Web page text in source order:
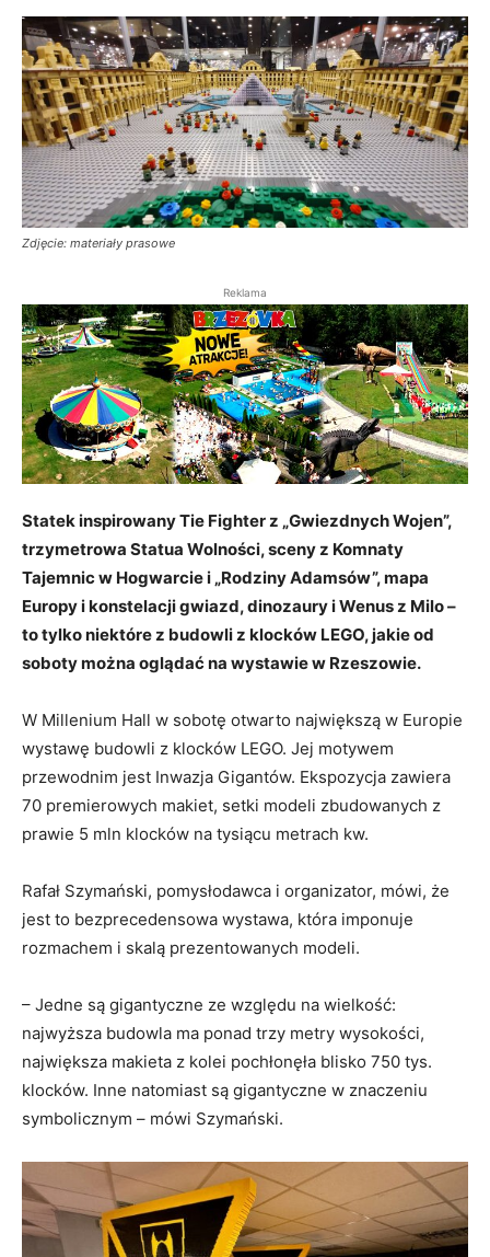
Zdjęcie: materiały prasowe
Reklama
Statek inspirowany Tie Fighter z „Gwiezdnych Wojen”,
trzymetrowa Statua Wolności, sceny z Komnaty
Tajemnic w Hogwarcie i „Rodziny Adamsów”, mapa
Europy i konstelacji gwiazd, dinozaury i Wenus z Milo –
to tylko niektóre z budowli z klocków LEGO, jakie od
soboty można oglądać na wystawie w Rzeszowie.
W Millenium Hall w sobotę otwarto największą w Europie
wystawę budowli z klocków LEGO. Jej motywem
przewodnim jest Inwazja Gigantów. Ekspozycja zawiera
70 premierowych makiet, setki modeli zbudowanych z
prawie 5 mln klocków na tysiącu metrach kw.
Rafał Szymański, pomysłodawca i organizator, mówi, że
jest to bezprecedensowa wystawa, która imponuje
rozmachem i skalą prezentowanych modeli.
– Jedne są gigantyczne ze względu na wielkość:
najwyższa budowla ma ponad trzy metry wysokości,
największa makieta z kolei pochłonęła blisko 750 tys.
klocków. Inne natomiast są gigantyczne w znaczeniu
symbolicznym – mówi Szymański.